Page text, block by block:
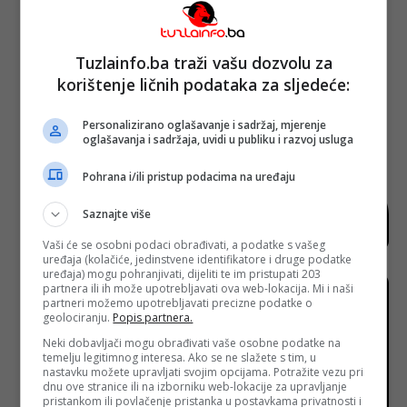
Poruka reisul-uleme povodom Kurban-
Bajrama
Tuzlainfo.ba traži vašu dozvolu za
korištenje ličnih podataka za sljedeće:
Personalizirano oglašavanje i sadržaj, mjerenje
oglašavanja i sadržaja, uvidi u publiku i razvoj usluga
Pohrana i/ili pristup podacima na uređaju
Saznajte više
Vaši će se osobni podaci obrađivati, a podatke s vašeg
uređaja (kolačiće, jedinstvene identifikatore i druge podatke
uređaja) mogu pohranjivati, dijeliti te im pristupati 203
partnera ili ih može upotrebljavati ova web-lokacija. Mi i naši
partneri možemo upotrebljavati precizne podatke o
geolociranju. Popis partnera.
Neki dobavljači mogu obrađivati vaše osobne podatke na
temelju legitimnog interesa. Ako se ne slažete s tim, u
nastavku možete upravljati svojim opcijama. Potražite vezu pri
dnu ove stranice ili na izborniku web-lokacije za upravljanje
pristankom ili povlačenje pristanka u postavkama privatnosti i